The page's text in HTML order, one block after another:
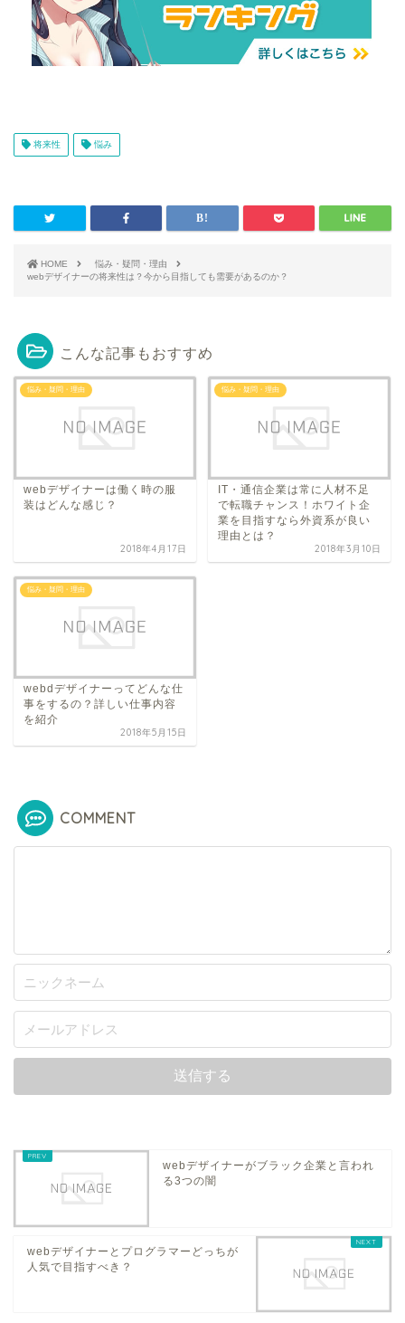
将来性 悩み
HOME
悩み・疑問・理由
webデザイナーの将来性は？今から目指しても需要があるのか？
こんな記事もおすすめ
悩み・疑問・理由
webデザイナーは働く時の服
装はどんな感じ？
2018年4月17日
悩み・疑問・理由
IT・通信企業は常に人材不足
で転職チャンス！ホワイト企
業を目指すなら外資系が良い
理由とは？
2018年3月10日
悩み・疑問・理由
webdデザイナーってどんな仕
事をするの？詳しい仕事内容
を紹介
2018年5月15日
COMMENT
webデザイナーがブラック企業と言われ
る3つの闇
webデザイナーとプログラマーどっちが
人気で目指すべき？